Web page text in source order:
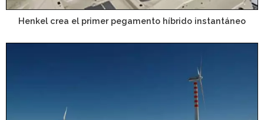
Henkel crea el primer pegamento híbrido instantáneo